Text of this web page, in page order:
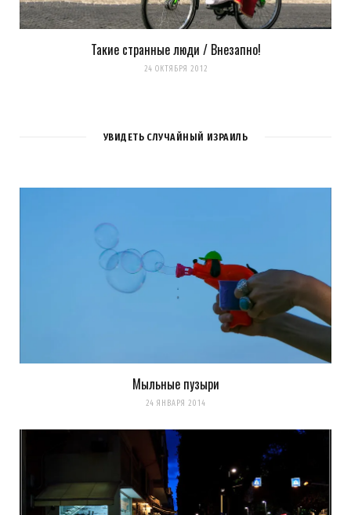
Такие странные люди / Внезапно!
24 ОКТЯБРЯ 2012
УВИДЕТЬ СЛУЧАЙНЫЙ ИЗРАИЛЬ
Мыльные пузыри
24 ЯНВАРЯ 2014